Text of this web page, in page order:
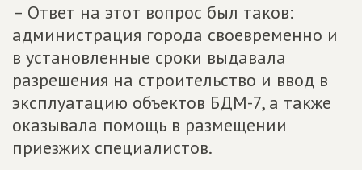
– Ответ на этот вопрос был таков:
администрация города своевременно и
в установленные сроки выдавала
разрешения на строительство и ввод в
эксплуатацию объектов БДМ-7, а также
оказывала помощь в размещении
приезжих специалистов.